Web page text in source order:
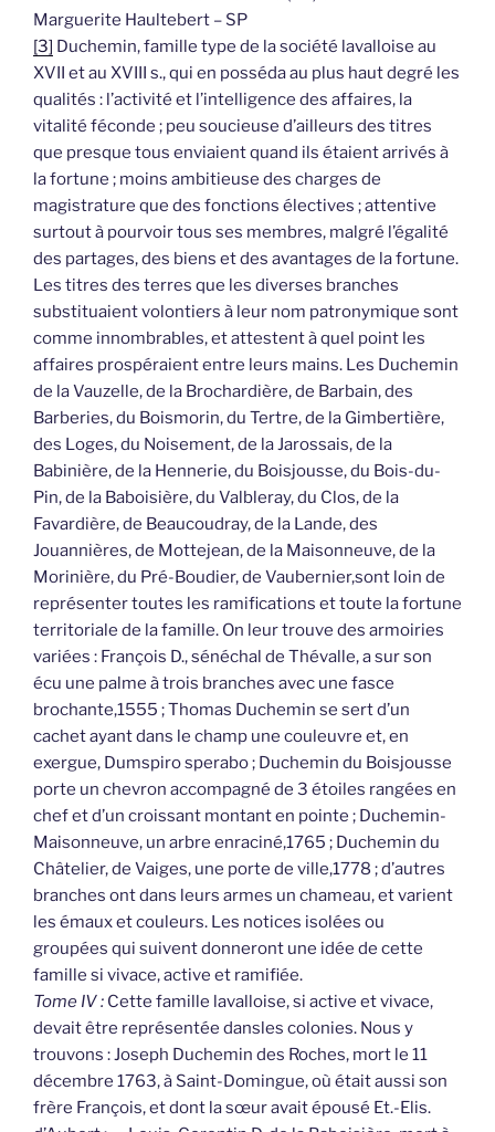
Marguerite Haultebert – SP
[3] Duchemin, famille type de la société lavalloise au
XVII et au XVIII s., qui en posséda au plus haut degré les
qualités : l’activité et l’intelligence des affaires, la
vitalité féconde ; peu soucieuse d’ailleurs des titres
que presque tous enviaient quand ils étaient arrivés à
la fortune ; moins ambitieuse des charges de
magistrature que des fonctions électives ; attentive
surtout à pourvoir tous ses membres, malgré l’égalité
des partages, des biens et des avantages de la fortune.
Les titres des terres que les diverses branches
substituaient volontiers à leur nom patronymique sont
comme innombrables, et attestent à quel point les
affaires prospéraient entre leurs mains. Les Duchemin
de la Vauzelle, de la Brochardière, de Barbain, des
Barberies, du Boismorin, du Tertre, de la Gimbertière,
des Loges, du Noisement, de la Jarossais, de la
Babinière, de la Hennerie, du Boisjousse, du Bois-du-
Pin, de la Baboisière, du Valbleray, du Clos, de la
Favardière, de Beaucoudray, de la Lande, des
Jouannières, de Mottejean, de la Maisonneuve, de la
Morinière, du Pré-Boudier, de Vaubernier,sont loin de
représenter toutes les ramifications et toute la fortune
territoriale de la famille. On leur trouve des armoiries
variées : François D., sénéchal de Thévalle, a sur son
écu une palme à trois branches avec une fasce
brochante,1555 ; Thomas Duchemin se sert d’un
cachet ayant dans le champ une couleuvre et, en
exergue, Dumspiro sperabo ; Duchemin du Boisjousse
porte un chevron accompagné de 3 étoiles rangées en
chef et d’un croissant montant en pointe ; Duchemin-
Maisonneuve, un arbre enraciné,1765 ; Duchemin du
Châtelier, de Vaiges, une porte de ville,1778 ; d’autres
branches ont dans leurs armes un chameau, et varient
les émaux et couleurs. Les notices isolées ou
groupées qui suivent donneront une idée de cette
famille si vivace, active et ramifiée.
Tome IV : Cette famille lavalloise, si active et vivace,
devait être représentée dansles colonies. Nous y
trouvons : Joseph Duchemin des Roches, mort le 11
décembre 1763, à Saint-Domingue, où était aussi son
frère François, et dont la sœur avait épousé Et.-Elis.